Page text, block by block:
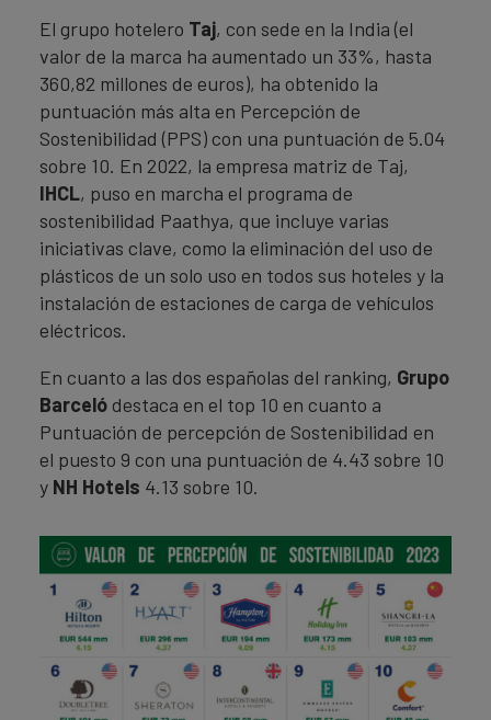
El grupo hotelero Taj, con sede en la India (el
valor de la marca ha aumentado un 33%, hasta
360,82 millones de euros), ha obtenido la
puntuación más alta en Percepción de
Sostenibilidad (PPS) con una puntuación de 5.04
sobre 10. En 2022, la empresa matriz de Taj,
IHCL, puso en marcha el programa de
sostenibilidad Paathya, que incluye varias
iniciativas clave, como la eliminación del uso de
plásticos de un solo uso en todos sus hoteles y la
instalación de estaciones de carga de vehículos
eléctricos.
En cuanto a las dos españolas del ranking, Grupo
Barceló destaca en el top 10 en cuanto a
Puntuación de percepción de Sostenibilidad en
el puesto 9 con una puntuación de 4.43 sobre 10
y NH Hotels 4.13 sobre 10.